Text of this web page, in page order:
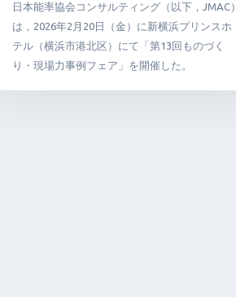
日本能率協会コンサルティング（以下，JMAC）
は，2026年2月20日（金）に新横浜プリンスホ
テル（横浜市港北区）にて「第13回ものづく
り・現場力事例フェア」を開催した。